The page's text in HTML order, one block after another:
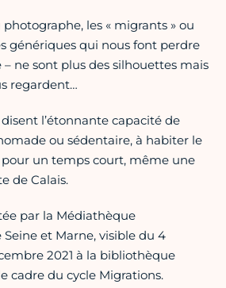
les « migrants » ou
génériques qui nous font perdre
ne sont plus des silhouettes mais
regardent…
l’étonnante capacité de
ou sédentaire, à habiter le
un temps court, même une
de Calais.
par la Médiathèque
et Marne, visible du 4
2021 à la bibliothèque
cadre du cycle Migrations.